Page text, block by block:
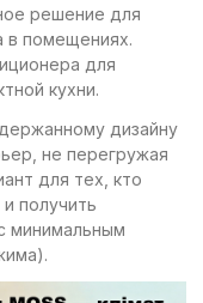
решение для
в помещениях.
для
кухни.
дизайну
не перегружая
для тех, кто
получить
минимальным